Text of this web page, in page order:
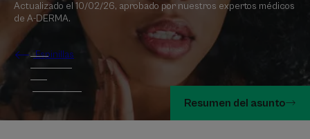
Actualizado el10/02/26, aprobado por nuestros expertos médicos
de A-DERMA.
Espinillas
Resumen del asunto